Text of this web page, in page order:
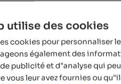
Détails
utilise des cookies
cookies pour personnaliser
également des
publicité et d"analyse qui
vous leur avez fournies ou